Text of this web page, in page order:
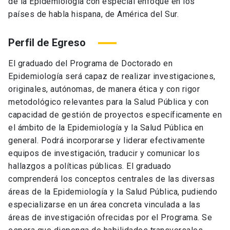
países de habla hispana, de América del Sur.
Perfil de Egreso
El graduado del Programa de Doctorado en
Epidemiología será capaz de realizar investigaciones,
originales, autónomas, de manera ética y con rigor
metodológico relevantes para la Salud Pública y con
capacidad de gestión de proyectos específicamente en
el ámbito de la Epidemiología y la Salud Pública en
general. Podrá incorporarse y liderar efectivamente
equipos de investigación, traducir y comunicar los
hallazgos a políticas públicas. El graduado
comprenderá los conceptos centrales de las diversas
áreas de la Epidemiología y la Salud Pública, pudiendo
especializarse en un área concreta vinculada a las
áreas de investigación ofrecidas por el Programa. Se